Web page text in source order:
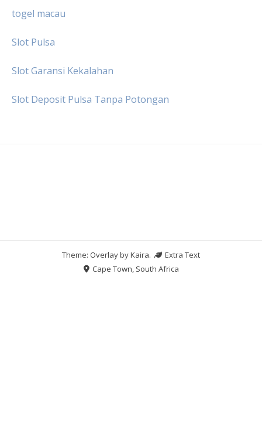
togel macau
Slot Pulsa
Slot Garansi Kekalahan
Slot Deposit Pulsa Tanpa Potongan
Theme: Overlay byKaira.
Extra Text
Cape Town, South Africa